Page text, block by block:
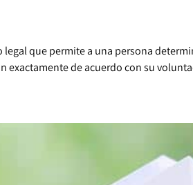
que permite a una persona
exactamente de acuerdo con su